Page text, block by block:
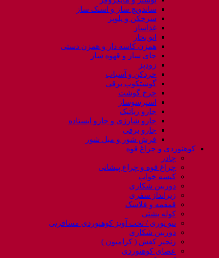
ساندویچ ساز و اسنک ساز
سرخکن و پلوپز
غذاساز
اتو بخار
همزن کاسه دار و همزن دستی
چای ساز و قهوه ساز
زودپز
خردکن و آسیاب
گوشتکوب برقی
چرخ گوشت
اسپرسوساز
جارو رباتیک
جارو شارژی و جارو ایستاده
جارو برقی
فرش شور و مبل شور
کوهنوردی و چراغ قوه
چادر
چراغ قوه و چراغ پیشانی
کیسه خواب
دوربین شکاری
زیرانداز سفری
قمقمه و فلاسک
کوله پشتی
ننو توری / تخت آویز کوهنوردی مسافرتی
دوربین شکاری
زنجیر کفش ( کرامپون )
عصای کوهنوردی